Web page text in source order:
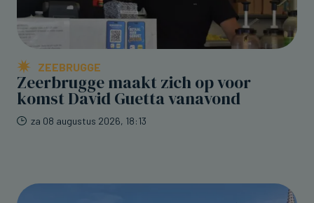
ZEEBRUGGE
Zeerbrugge maakt zich op voor
komst David Guetta vanavond
za 08 augustus 2026, 18:13